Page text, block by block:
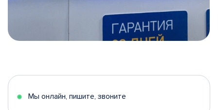
5
Мы онлайн, пишите, звоните